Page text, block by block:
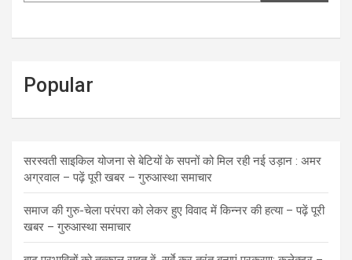
Popular
सरस्वती साइकिल योजना से बेटियों के सपनों को मिल रही नई उड़ान : अमर
अग्रवाल – पढ़ें पूरी खबर – गुरुआस्था समाचार
समाज की गुरु-चेला परंपरा को लेकर हुए विवाद में किन्नर की हत्या – पढ़ें पूरी
खबर – गुरुआस्था समाचार